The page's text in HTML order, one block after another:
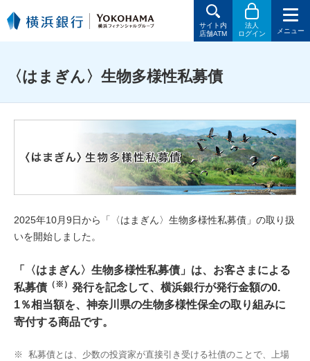
サイト内
店舗ATM
法人
ログイン
メニュー
〈はまぎん〉生物多様性私募債
2025年10月9日から「〈はまぎん〉生物多様性私募債」の取り扱
いを開始しました。
「〈はまぎん〉生物多様性私募債」は、お客さまによる
私募債 （※） 発行を記念して、横浜銀行が発行金額の0.
1％相当額を、神奈川県の生物多様性保全の取り組みに
寄付する商品です。
※
私募債とは、少数の投資家が直接引き受ける社債のことで、上場